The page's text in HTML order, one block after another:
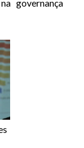
governança